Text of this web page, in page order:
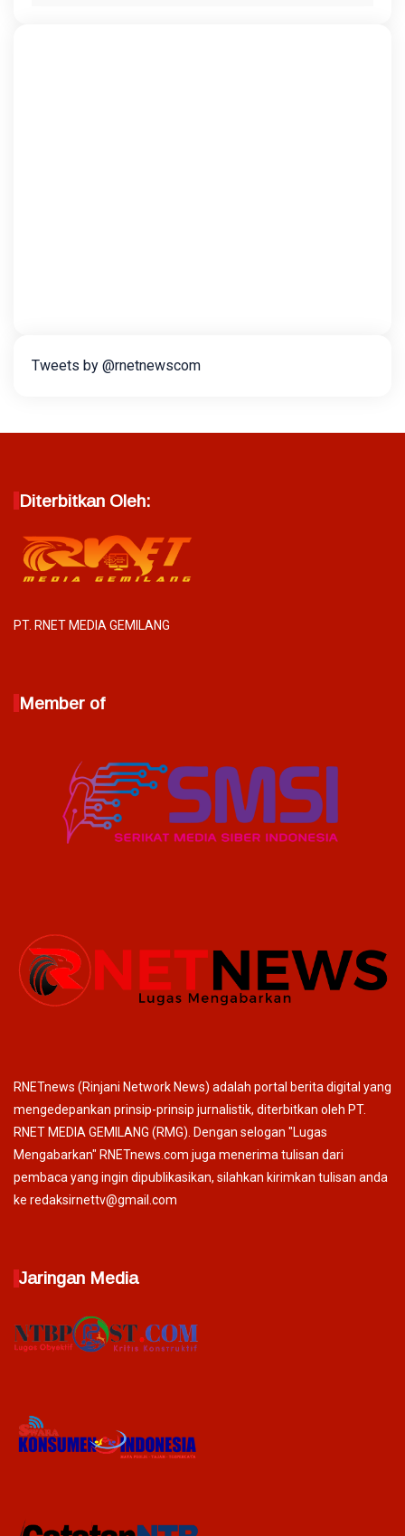
Tweets by @rnetnewscom
Diterbitkan Oleh:
PT. RNET MEDIA GEMILANG
Member of
RNETnews (Rinjani Network News) adalah portal berita digital yang
mengedepankan prinsip-prinsip jurnalistik, diterbitkan oleh PT.
RNET MEDIA GEMILANG (RMG). Dengan selogan "Lugas
Mengabarkan" RNETnews.com juga menerima tulisan dari
pembaca yang ingin dipublikasikan, silahkan kirimkan tulisan anda
ke redaksirnettv@gmail.com
Jaringan Media